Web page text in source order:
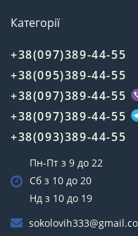
Категорії
+38(097)389-44-55
+38(095)389-44-55
+38(097)389-44-55
+38(097)389-44-55
+38(093)389-44-55
Пн-Пт з 9 до 22
Сб з 10 до 20
Нд з 10 до 19